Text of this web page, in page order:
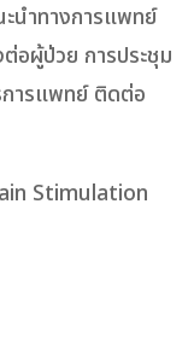
นำทางการแพทย์
อผู้ป่วย การประชุม
การแพทย์ ติดต่อ
Stimulation